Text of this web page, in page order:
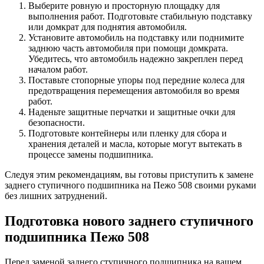
Выберите ровную и просторную площадку для
выполнения работ. Подготовьте стабильную подставку
или домкрат для поднятия автомобиля.
Установите автомобиль на подставку или поднимите
заднюю часть автомобиля при помощи домкрата.
Убедитесь, что автомобиль надежно закреплен перед
началом работ.
Поставьте стопорные упоры под передние колеса для
предотвращения перемещения автомобиля во время
работ.
Наденьте защитные перчатки и защитные очки для
безопасности.
Подготовьте контейнеры или пленку для сбора и
хранения деталей и масла, которые могут вытекать в
процессе замены подшипника.
Следуя этим рекомендациям, вы готовы приступить к замене
заднего ступичного подшипника на Пежо 508 своими руками
без лишних затруднений.
Подготовка нового заднего ступичного
подшипника Пежо 508
Перед заменой заднего ступичного подшипника на вашем